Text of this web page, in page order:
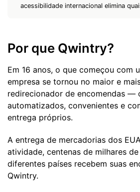
acessibilidade internacional elimina
Por que Qwintry?
Em 16 anos, o que começou com
empresa se tornou no maior e
redirecionador de encomendas —
automatizados, convenientes e
entrega próprios.
A entrega de mercadorias dos
atividade, centenas de milhares
diferentes países recebem suas
Qwintry.